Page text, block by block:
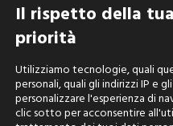
Sei un operatore del
tutte le schede tecniche dei
AREA RISERVATA
Il rispetto della
priorità
Utilizziamo tecnologie, quali
personali, quali gli indirizzi IP e
personalizzare l'esperienza di
clic sotto per acconsentire